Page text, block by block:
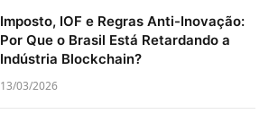
Imposto, IOF e Regras Anti-Inovação:
Por Que o Brasil Está Retardando a
Indústria Blockchain?
13/03/2026